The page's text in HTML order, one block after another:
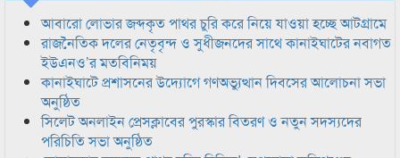
আবারো লোভার জব্দকৃত পাথর চুরি করে নিয়ে যাওয়া হচ্ছে আটগ্রামে
রাজনৈতিক দলের নেতৃবৃন্দ ও সুধীজনদের সাথে কানাইঘাটের নবাগত
ইউএনও’র মতবিনিময়
কানাইঘাটে প্রশাসনের উদ্যোগে গণঅভ্যুত্থান দিবসের আলোচনা সভা
অনুষ্ঠিত
সিলেট অনলাইন প্রেসক্লাবের পুরস্কার বিতরণ ও নতুন সদস্যদের
পরিচিতি সভা অনুষ্ঠিত